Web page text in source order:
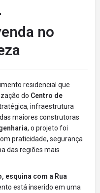
no
residencial que
do Centro de
infraestrutura
maiores construtoras
, o projeto foi
praticidade, segurança
das regiões mais
esquina com a Rua
está inserido em uma